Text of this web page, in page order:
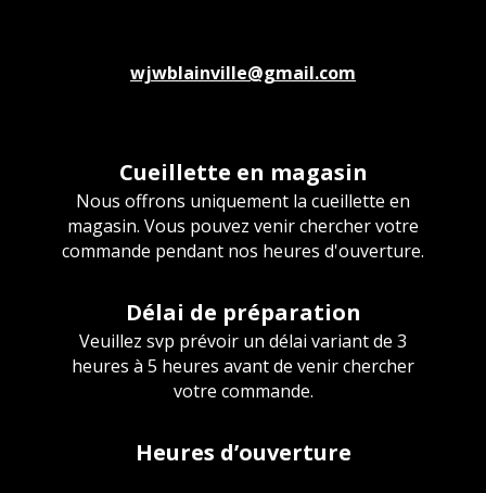
wjwblainville@gmail.com
Cueillette en magasin
Nous offrons uniquement la cueillette en
magasin. Vous pouvez venir chercher votre
commande pendant nos heures d'ouverture.
Délai de préparation
Veuillez svp prévoir un délai variant de 3
heures à 5 heures avant de venir chercher
votre commande.
Heures d’ouverture